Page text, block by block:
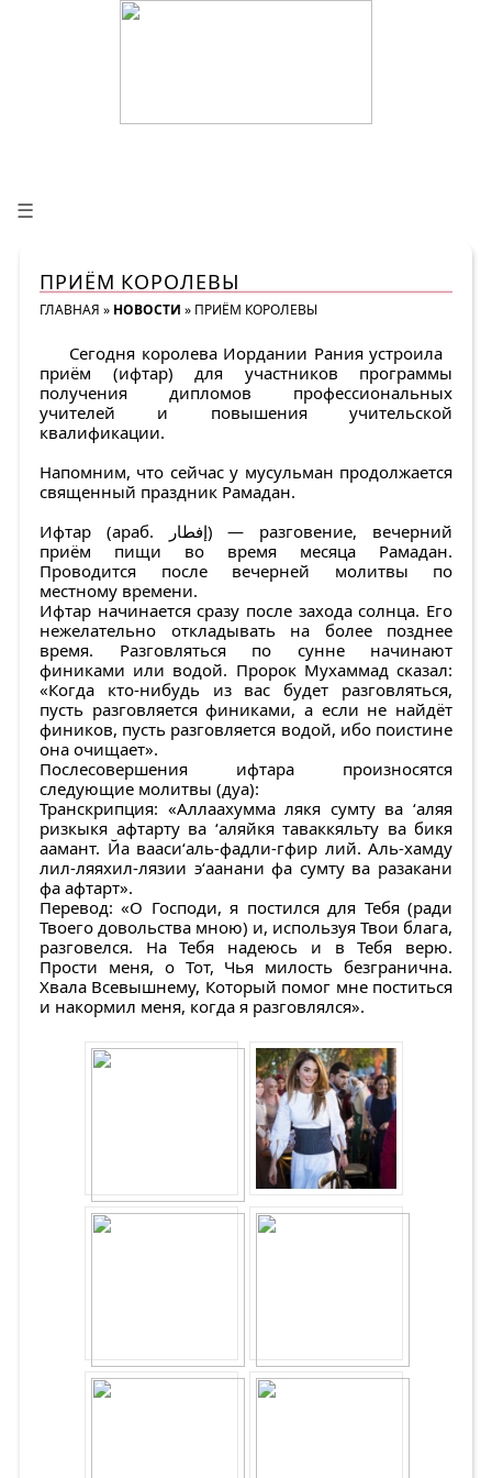
☰
ПРИЁМ КОРОЛЕВЫ
ГЛАВНАЯ » НОВОСТИ » ПРИЁМ КОРОЛЕВЫ
Сегодня королева Иордании Рания устроила
приём (ифтар) для участников программы
получения дипломов профессиональных
учителей и повышения учительской
квалификации.
Напомним, что сейчас у мусульман продолжается
священный праздник Рамадан.
Ифтар (араб. إفطار‎) — разговение, вечерний
приём пищи во время месяца Рамадан.
Проводится после вечерней молитвы по
местному времени.
Ифтар начинается сразу после захода солнца. Его
нежелательно откладывать на более позднее
время. Разговляться по сунне начинают
финиками или водой. Пророк Мухаммад сказал:
«Когда кто-нибудь из вас будет разговляться,
пусть разговляется финиками, а если не найдёт
фиников, пусть разговляется водой, ибо поистине
она очищает».
Послесовершения ифтара произносятся
следующие молитвы (дуа):
Транскрипция: «Аллаахумма лякя сумту ва ‘аляя
ризкыкя афтарту ва ‘аляйкя таваккяльту ва бикя
аамант. Йа вааси‘аль-фадли-гфир лий. Аль-хамду
лил-ляяхил-лязии э‘аанани фа сумту ва разакани
фа афтарт».
Перевод: «О Господи, я постился для Тебя (ради
Твоего довольства мною) и, используя Твои блага,
разговелся. На Тебя надеюсь и в Тебя верю.
Прости меня, о Тот, Чья милость безгранична.
Хвала Всевышнему, Который помог мне поститься
и накормил меня, когда я разговлялся».